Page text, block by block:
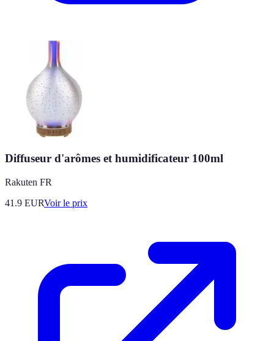
Diffuseur d'arômes et humidificateur 100ml
Rakuten FR
41.9 EURVoir le prix